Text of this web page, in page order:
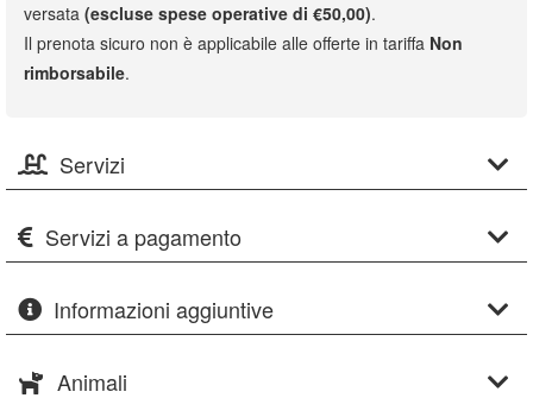
versata (escluse spese operative di €50,00).
Il prenota sicuro non è applicabile alle offerte in tariffa Non
rimborsabile.
Servizi
Servizi a pagamento
Informazioni aggiuntive
Animali